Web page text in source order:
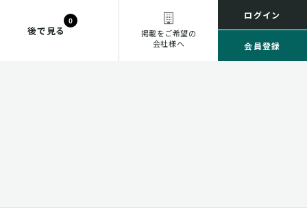
後で見る
0
掲載をご希望の
会社様へ
ログイン
会員登録